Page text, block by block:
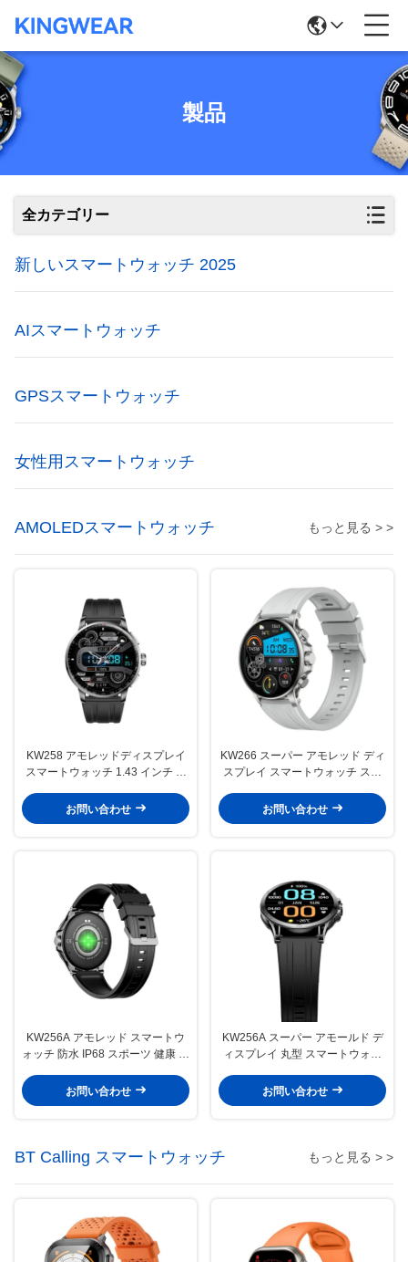
製品
全カテゴリー
新しいスマートウォッチ 2025
AIスマートウォッチ
GPSスマートウォッチ
女性用スマートウォッチ
AMOLEDスマートウォッチ もっと見る > >
KW258 アモレッドディスプレイ
スマートウォッチ 1.43 インチ ス
お問い合わせ
KW266 スーパー アモレッド ディ
スプレイ スマートウォッチ スリ
チ スーパー アモレッド
お問い合わせ
KW256A アモレッド スマートウ
ォッチ 防水 IP68 スポーツ 健康 ス
お問い合わせ
KW256A スーパー アモールド デ
ィスプレイ 丸型 スマートウォッ
お問い合わせ
BT Calling スマートウォッチ もっと見る > >